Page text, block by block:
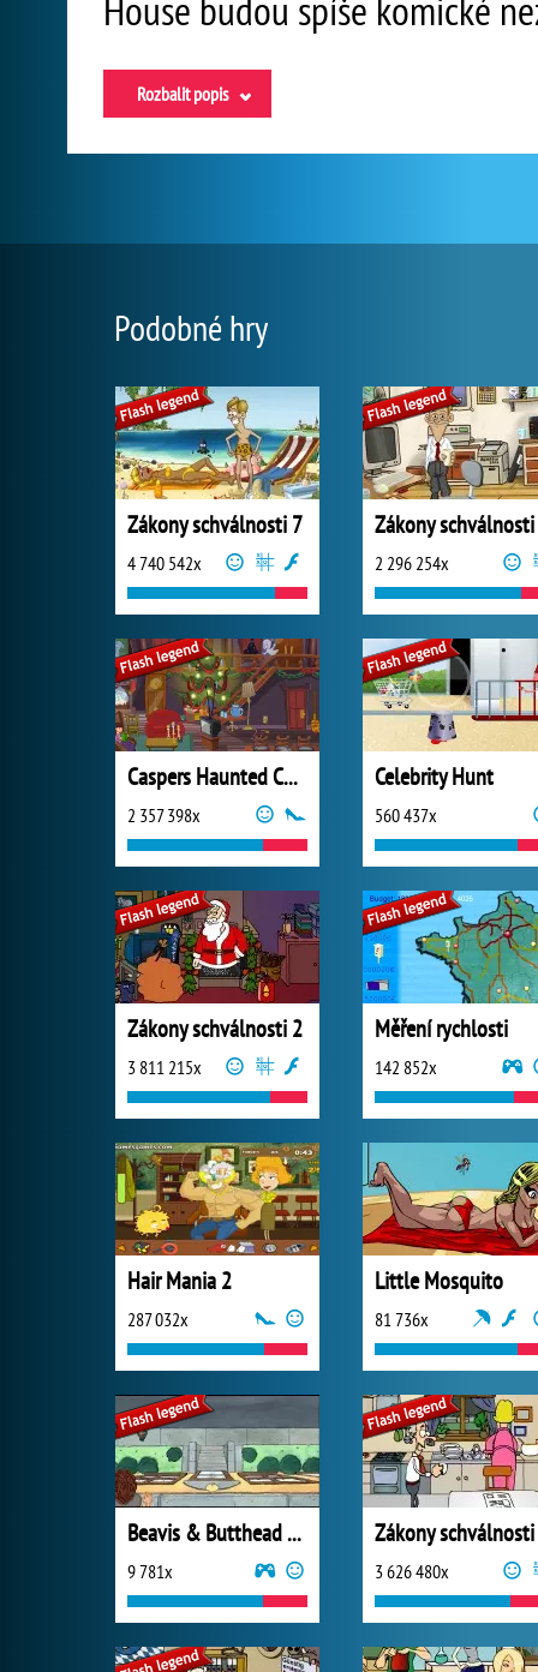
Rozbalit popis
Podobné hry
Zákony schválnosti 7
4 740 542x
Zákony
2 296 254x
Caspers Haunted Christmas
2 357 398x
Celebrity Hunt
560 437x
Zákony schválnosti 2
3 811 215x
Měření rychlosti
142 852x
Hair Mania 2
287 032x
Little Mosquito
81 736x
Beavis & Butthead Hock-A-Loogie
9 781x
Zákony schválnosti
3 626 480x